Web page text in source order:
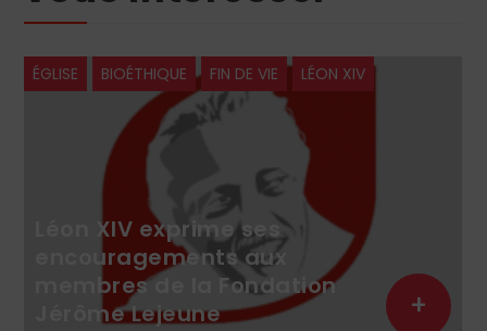
ÉGLISE BIOÉTHIQUE FIN DE VIE LÉON XIV
Léon XIV exprime ses
encouragements aux
membres de la Fondation
Jérôme Lejeune
+